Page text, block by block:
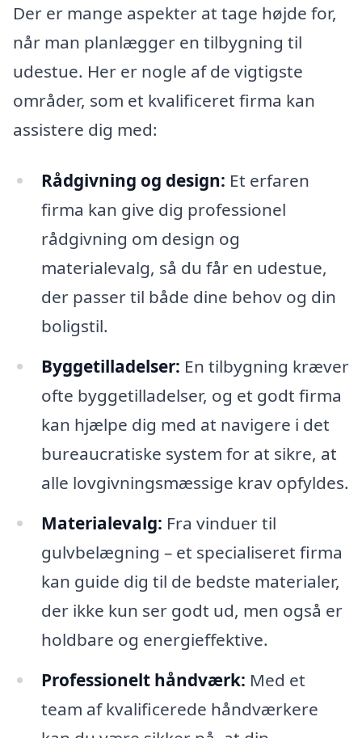
Der er mange aspekter at tage højde for,
når man planlægger en tilbygning til
udestue. Her er nogle af de vigtigste
områder, som et kvalificeret firma kan
assistere dig med:
Rådgivning og design: Et erfaren
firma kan give dig professionel
rådgivning om design og
materialevalg, så du får en udestue,
der passer til både dine behov og din
boligstil.
Byggetilladelser: En tilbygning kræver
ofte byggetilladelser, og et godt firma
kan hjælpe dig med at navigere i det
bureaucratiske system for at sikre, at
alle lovgivningsmæssige krav opfyldes.
Materialevalg: Fra vinduer til
gulvbelægning – et specialiseret firma
kan guide dig til de bedste materialer,
der ikke kun ser godt ud, men også er
holdbare og energieffektive.
Professionelt håndværk: Med et
team af kvalificerede håndværkere